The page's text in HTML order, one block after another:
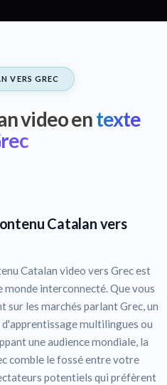
VERS GREC
video entexte
Catalan vers
Catalan video vers Grec est
interconnecté. Que vous
sur les marchés parlant Grec, un
multilingues ou
une audience mondiale, la
comble le fossé entre votre
potentiels qui préfèrent